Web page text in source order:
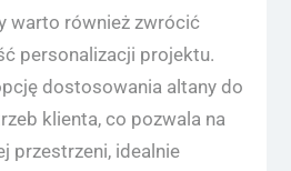
warto również zwrócić
personalizacji projektu.
dostosowania altany do
klienta, co pozwala na
przestrzeni, idealnie